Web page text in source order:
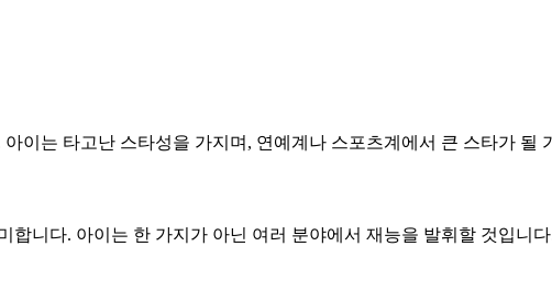
이는 타고난 스타성을 가지며, 연예계나 스포츠계에서 큰 스타가 될
니다. 아이는 한 가지가 아닌 여러 분야에서 재능을 발휘할 것입니